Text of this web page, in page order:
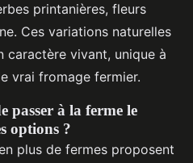
printanières, fleurs
Ces variations naturelles
caractère vivant, unique à
vrai fromage fermier.
passer à la ferme le
options ?
plus de fermes proposent